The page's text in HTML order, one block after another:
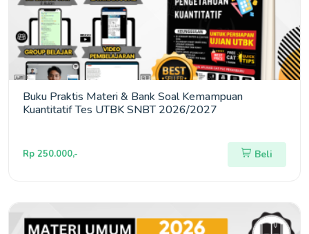
Buku Praktis Materi & Bank Soal Kemampuan
Kuantitatif Tes UTBK SNBT 2026/2027
Rp 250.000,- Beli